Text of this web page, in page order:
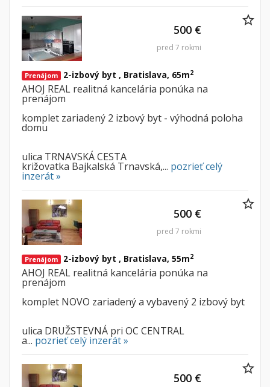
Prenájom 2-izbový byt , Bratislava, 65m2
AHOJ REAL realitná kancelária ponúka na
prenájom
komplet zariadený 2 izbový byt - výhodná poloha
domu
ulica TRNAVSKÁ CESTA
križovatka Bajkalská Trnavská,... pozrieť celý
inzerát »
500 €
pred 7 rokmi
Prenájom 2-izbový byt , Bratislava, 55m2
AHOJ REAL realitná kancelária ponúka na
prenájom
komplet NOVO zariadený a vybavený 2 izbový byt
ulica DRUŽSTEVNÁ pri OC CENTRAL
a... pozrieť celý inzerát »
500 €
pred 7 rokmi
500 €